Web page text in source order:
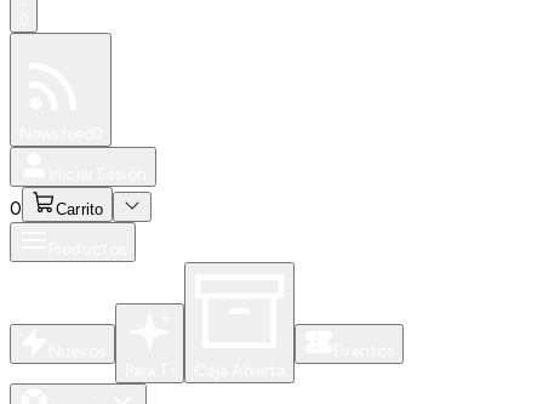
0 Carrito